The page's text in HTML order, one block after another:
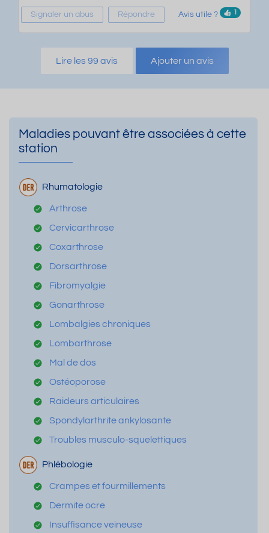
Signaler un abus Répondre Avis utile ? 1
Lire les 99 avis Ajouter un avis
Maladies pouvant être associées à cette
station
Rhumatologie
Arthrose
Cervicarthrose
Coxarthrose
Dorsarthrose
Fibromyalgie
Gonarthrose
Lombalgies chroniques
Lombarthrose
Mal de dos
Ostéoporose
Raideurs articulaires
Spondylarthrite ankylosante
Troubles musculo-squelettiques
Phlébologie
Crampes et fourmillements
Dermite ocre
Insuffisance veineuse